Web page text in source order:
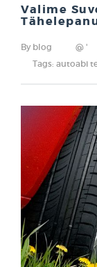
Valime
By blog @ '
Tags: autoabi